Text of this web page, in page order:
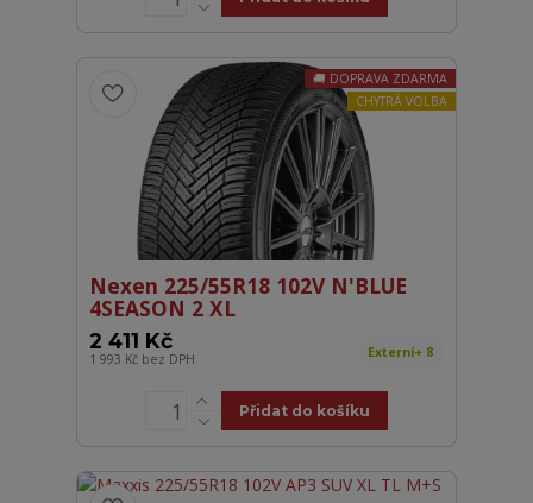
DOPRAVA ZDARMA
CHYTRÁ VOLBA
Nexen 225/55R18 102V N'BLUE
4SEASON 2 XL
2 411 Kč
1 993 Kč bez DPH Externí+ 8
Přidat do košíku